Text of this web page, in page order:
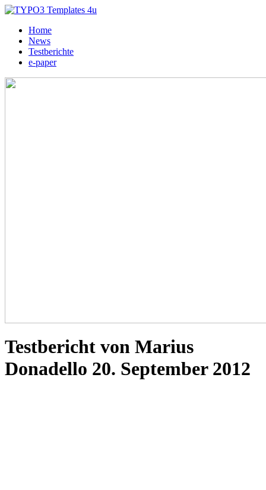
Home
News
Testberichte
e-paper
Testbericht von Marius
Donadello 20. September 2012